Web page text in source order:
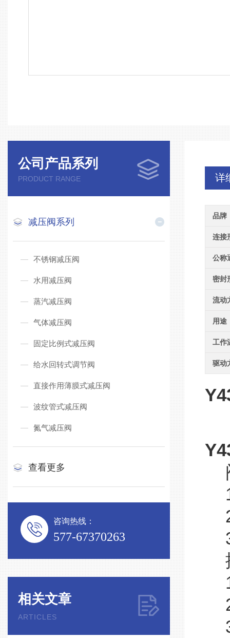
公司产品系列
PRODUCT RANGE
减压阀系列
不锈钢减压阀
水用减压阀
蒸汽减压阀
气体减压阀
固定比例式减压阀
给水回转式调节阀
直接作用薄膜式减压阀
波纹管式减压阀
氮气减压阀
查看更多
咨询热线：
577-67370263
相关文章
ARTICLES
详
品牌
连接
公称
密封
流动
用途
工作
驱动
1
2
1
2